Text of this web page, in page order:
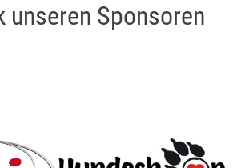
unseren Sponsoren